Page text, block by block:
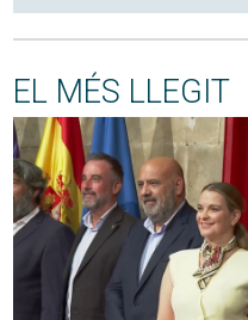
EL MÉS LLEGIT